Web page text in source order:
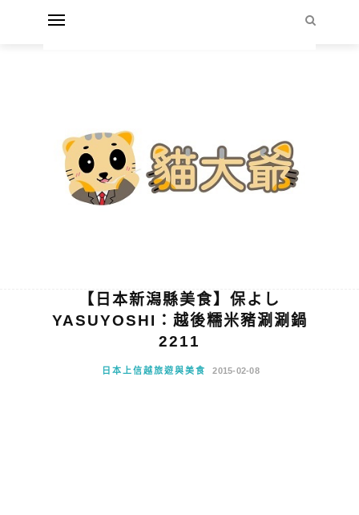
【日本新潟縣美食】保よし
YASUYOSHI：越後糯米豬涮涮鍋
2211
日本上信越旅遊與美食 2015-02-08